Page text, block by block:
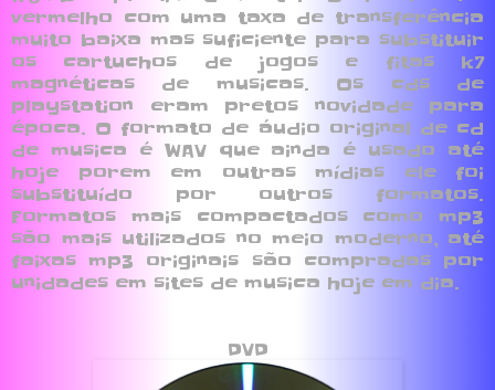
vermelho com uma taxa de transferência
muito baixa mas suficiente para substituir
os cartuchos de jogos e fitas k7
magnéticas de musicas. Os cds de
playstation eram pretos novidade para
época. O formato de áudio original de cd
de musica é WAV que ainda é usado até
hoje porem em outras mídias ele foi
substituído por outros formatos.
Formatos mais compactados como mp3
são mais utilizados no meio moderno, até
faixas mp3 originais são compradas por
unidades em sites de musica hoje em dia.
DVD